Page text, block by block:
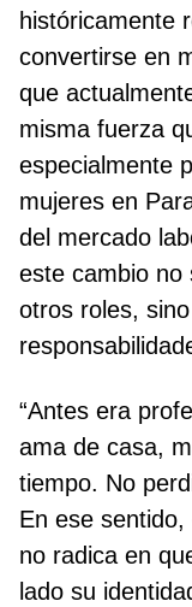
históricamente
convertirse en
que
misma fuerza
especialmente
mujeres en
del mercado
este cambio no
otros roles,
“Antes era
ama de casa,
tiempo. No
En ese
no radica en
lado su